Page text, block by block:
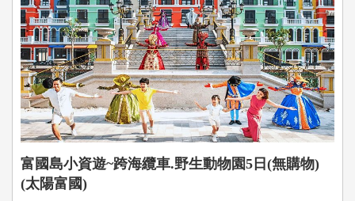
富國島小資遊~跨海纜車.野生動物園5日(無購物)
(太陽富國)